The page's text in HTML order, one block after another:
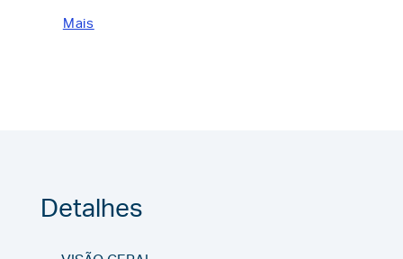
Mais
Detalhes